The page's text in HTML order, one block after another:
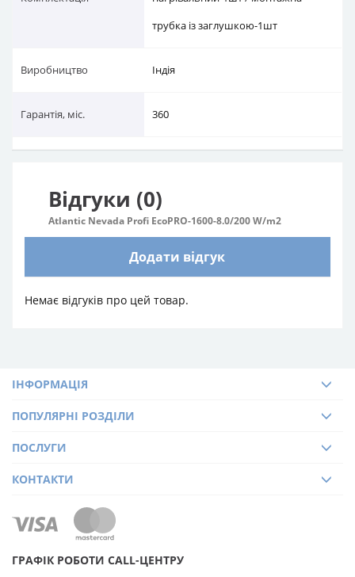
трубка із заглушкою-1шт
Виробництво Індія
Гарантія, міс. 360
Відгуки (0)
Atlantic Nevada Profi EcoPRO-1600-8.0/200 W/m2
Додати відгук
Немає відгуків про цей товар.
ІНФОРМАЦІЯ
ПОПУЛЯРНІ РОЗДІЛИ
ПОСЛУГИ
ГРАФІК РОБОТИ CALL-ЦЕНТРУ
КОНТАКТИ